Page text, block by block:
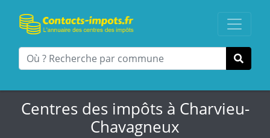
Centres des impôts à Charvieu-
Chavagneux